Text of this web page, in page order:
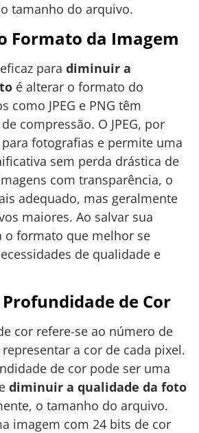
tamanho do arquivo.
Formato da Imagem
para diminuir a
é alterar o formato do
como JPEG e PNG têm
compressão. O JPEG, por
fotografias e permite uma
sem perda drástica de
com transparência, o
adequado, mas geralmente
maiores. Ao salvar sua
o formato que melhor se
de qualidade e
de Cor
cor refere-se ao número de
a cor de cada pixel.
de cor pode ser uma
diminuir a qualidade da foto
o tamanho do arquivo.
imagem com 24 bits de cor